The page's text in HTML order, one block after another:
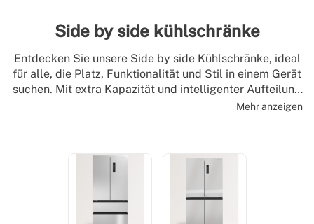
Side by side kühlschränke
Entdecken Sie unsere Side by side Kühlschränke, ideal
für alle, die Platz, Funktionalität und Stil in einem Gerät
suchen. Mit extra Kapazität und intelligenter Aufteilung
bieten diese Kühlschränke mit Doppeltür Komfort und
für Ihre Küche.
Mehr anzeigen